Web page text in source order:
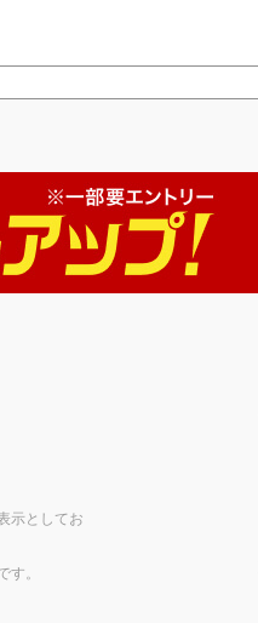
示としてお
す。